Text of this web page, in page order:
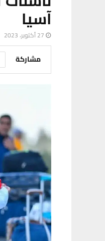
آسيا
27 أكتوبر، 2023
مشاركة